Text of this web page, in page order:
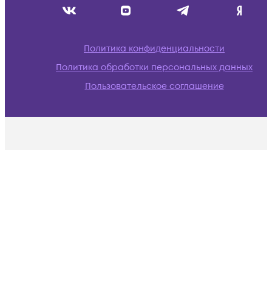
Политика конфиденциальности
Политика обработки персональных данных
Пользовательское соглашение